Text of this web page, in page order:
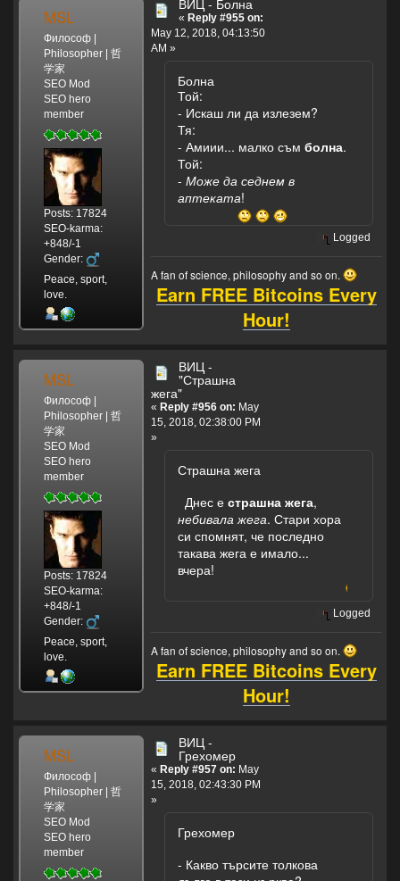
MSL
Философ |
Philosopher | 哲
学家
SEO Mod
SEO hero
member
Posts: 17824
SEO-karma:
+848/-1
Gender:
Peace, sport,
love.
« Reply #955 on:
May 12, 2018, 04:13:50
AM »
Болна
Той:
- Искаш ли да излезем?
Тя:
- Амиии... малко съм болна.
Той:
- Може да седнем в
аптеката!
Logged
A fan of science, philosophy and so on.
Earn FREE Bitcoins Every
Hour!
MSL
Философ |
Philosopher | 哲
学家
SEO Mod
SEO hero
member
Posts: 17824
SEO-karma:
+848/-1
Gender:
Peace, sport,
love.
ВИЦ -
"Страшна
жега"
« Reply #956 on: May
15, 2018, 02:38:00 PM
»
Страшна жега
Днес е страшна жега,
небивала жега. Стари хора
си спомнят, че последно
такава жега е имало...
вчера!
Logged
A fan of science, philosophy and so on.
Earn FREE Bitcoins Every
Hour!
MSL
Философ |
Philosopher | 哲
学家
SEO Mod
SEO hero
member
ВИЦ -
Грехомер
« Reply #957 on: May
15, 2018, 02:43:30 PM
»
Грехомер
- Какво търсите толкова